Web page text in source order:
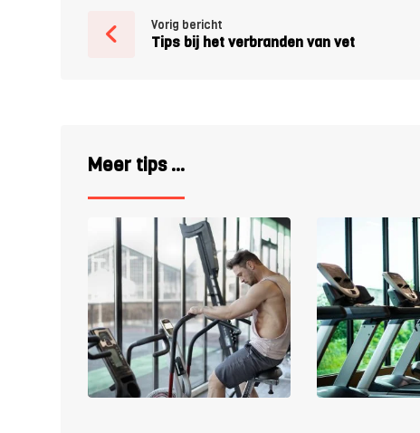
Vorig bericht
Tips bij het verbranden van vet
Meer tips ...